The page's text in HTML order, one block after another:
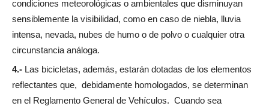
condiciones meteorológicas o ambientales que disminuyan
sensiblemente la visibilidad, como en caso de niebla, lluvia
intensa, nevada, nubes de humo o de polvo o cualquier otra
circunstancia análoga.
4.- Las bicicletas, además, estarán dotadas de los elementos
reflectantes que, debidamente homologados, se determinan
en el Reglamento General de Vehículos. Cuando sea